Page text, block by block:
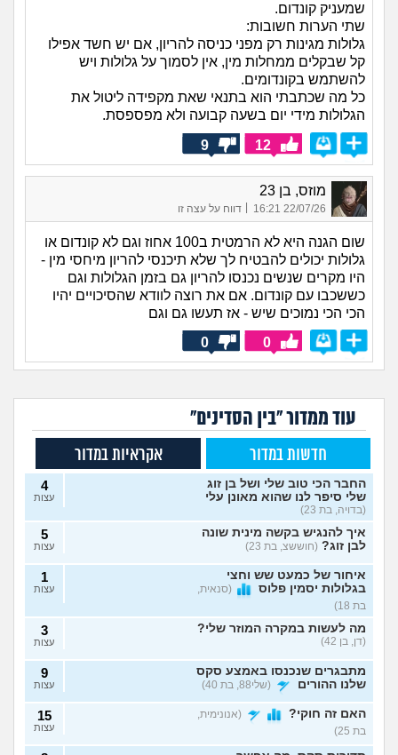
שמעניק קונדום.
שתי הערות חשובות:
גלולות מגינות רק מפני כניסה להריון, אם יש חשד אפילו
קל שבקלים ממחלות מין, אין לסמוך על גלולות ויש
להשתמש בקונדומים.
כל מה שכתבתי הוא בתנאי שאת מקפידה ליטול את
הגלולות מידי יום בשעה קבועה ולא מפספסת.
12
9
מוזס, בן 23
22/07/26 16:21
| דווח על עצה זו
שום הגנה היא לא הרמטית ב100 אחוז וגם לא קונדום או
גלולות יכולים להבטיח לך שלא תיכנסי להריון מיחסי מין -
היו מקרים שנשים נכנסו להריון גם בזמן הגלולות וגם
כששכבו עם קונדום. אם את רוצה לוודא שהסיכויים יהיו
הכי הכי נמוכים שיש - אז תעשו גם וגם
0
0
עוד ממדור "בין הסדינים"
חדשות במדור אקראיות במדור
החבר הכי טוב שלי ושל בן זוג
שלי סיפר לנו שהוא מאונן עלי
(בדויה, בת 23)
4
עצות
איך להנגיש בקשה מינית שונה
לבן זוג? (חוששצ, בת 23)
5
עצות
איחור של כמעט שש וחצי
בגלולות יסמין פלוס
(סנאית,
בת 18)
1
עצות
מה לעשות במקרה המוזר שלי?
(דן, בן 42)
3
עצות
מתבגרים שנכנסו באמצע סקס
שלנו ההורים
(שלי88, בת 40)
9
עצות
האם זה חוקי?
(אנונימית,
בת 25)
15
עצות